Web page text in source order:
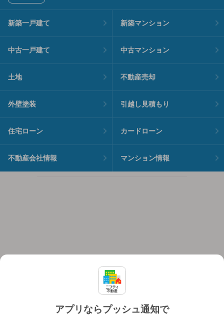
アプリならプッシュ通知で
新築一戸建て 新築マンション
中古一戸建て 中古マンション
土地 不動産売却
外壁塗装 引越し見積もり
住宅ローン カードローン
不動産会社情報 マンション情報